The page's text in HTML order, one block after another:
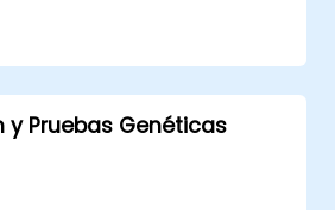
fundamental del
electrones y energía.
y Pruebas Genéticas